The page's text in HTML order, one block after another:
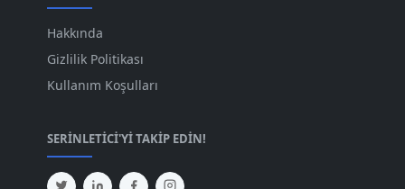
May 2023
Nis 2023
Mar 2023
Oca 2023 [87]
Ara 2022 [82]
Hakkında
Gizlilik Politikası
Kullanım Koşulları
SERINLETICI'YI TAKIP EDIN!